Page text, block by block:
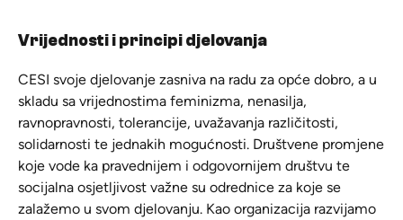
Vrijednosti i principi djelovanja
CESI svoje djelovanje zasniva na radu za opće dobro, a u
skladu sa vrijednostima feminizma, nenasilja,
ravnopravnosti, tolerancije, uvažavanja različitosti,
solidarnosti te jednakih mogućnosti. Društvene promjene
koje vode ka pravednijem i odgovornijem društvu te
socijalna osjetljivost važne su odrednice za koje se
zalažemo u svom djelovanju. Kao organizacija razvijamo